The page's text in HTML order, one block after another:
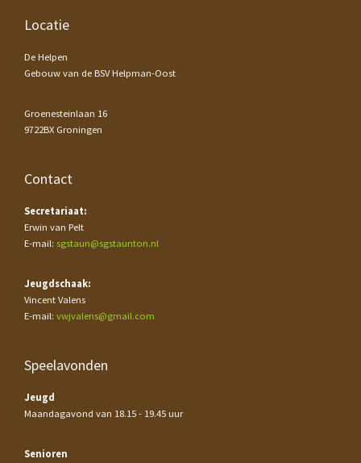
Footer
Locatie
De Helpen
Gebouw van de BSV Helpman-Oost
Groenesteinlaan 16
9722BX Groningen
Contact
Secretariaat:
Erwin van Pelt
E-mail: sgstaun@sgstaunton.nl
Jeugdschaak:
Vincent Valens
E-mail: vwjvalens@gmail.com
Speelavonden
Jeugd
Maandagavond van 18.15 - 19.45 uur
Senioren